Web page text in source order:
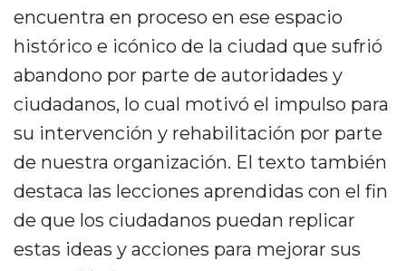
encuentra en proceso en ese espacio
histórico e icónico de la ciudad que sufrió
abandono por parte de autoridades y
ciudadanos, lo cual motivó el impulso para
su intervención y rehabilitación por parte
de nuestra organización. El texto también
destaca las lecciones aprendidas con el fin
de que los ciudadanos puedan replicar
estas ideas y acciones para mejorar sus